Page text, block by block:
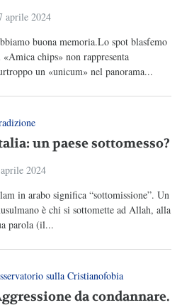
aprile 2024
buona memoria.Lo spot blasfemo
«Amica chips» non rappresenta
un «unicum» nel panorama...
un paese sottomesso?
2024
in arabo significa “sottomissione”. Un
è chi si sottomette ad Allah, alla
parola (il...
sulla Cristianofobia
da condannare.